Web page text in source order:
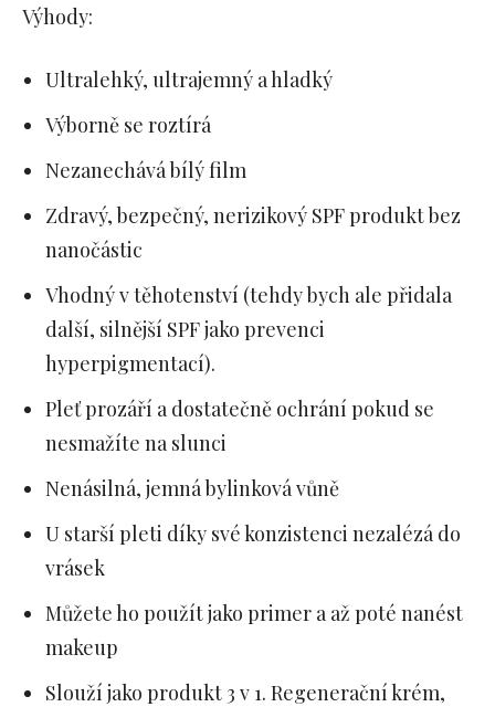
Výhody:
Ultralehký, ultrajemný a hladký
Výborně se roztírá
Nezanechává bílý film
Zdravý, bezpečný, nerizikový SPF produkt bez
nanočástic
Vhodný v těhotenství (tehdy bych ale přidala
další, silnější SPF jako prevenci
hyperpigmentací).
Pleť prozáří a dostatečně ochrání pokud se
nesmažíte na slunci
Nenásilná, jemná bylinková vůně
U starší pleti díky své konzistenci nezalézá do
vrásek
Můžete ho použít jako primer a až poté nanést
makeup
Slouží jako produkt 3 v 1. Regenerační krém,